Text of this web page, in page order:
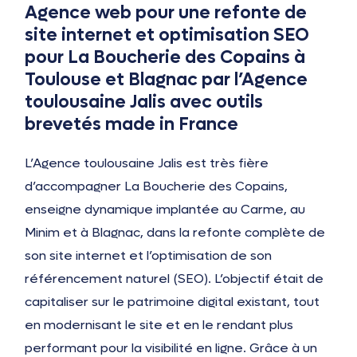
Agence web pour une refonte de
site internet et optimisation SEO
pour La Boucherie des Copains à
Toulouse et Blagnac par l’Agence
toulousaine Jalis avec outils
brevetés made in France
L’Agence toulousaine Jalis est très fière
d’accompagner La Boucherie des Copains,
enseigne dynamique implantée au Carme, au
Minim et à Blagnac, dans la refonte complète de
son site internet et l’optimisation de son
référencement naturel (SEO). L’objectif était de
capitaliser sur le patrimoine digital existant, tout
en modernisant le site et en le rendant plus
performant pour la visibilité en ligne. Grâce à un